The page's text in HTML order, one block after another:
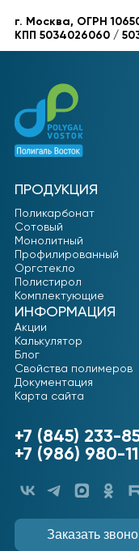
г. Москва, ОГРН
КПП 5034026060 /
ПРОДУКЦИЯ
Поликарбонат
Сотовый
Монолитный
Профилированный
Оргстекло
Полистирол
Комплектующие
ИНФОРМАЦИЯ
Акции
Калькулятор
Блог
Свойства полимеров
Документация
Карта сайта
+7 (845) 233-
+7 (986) 980-
Заказать